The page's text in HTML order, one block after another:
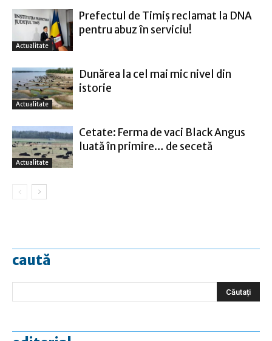
Actualitate
Prefectul de Timiş reclamat la DNA
pentru abuz în serviciu!
Actualitate
Dunărea la cel mai mic nivel din
istorie
Actualitate
Cetate: Ferma de vaci Black Angus
luată în primire… de secetă
caută